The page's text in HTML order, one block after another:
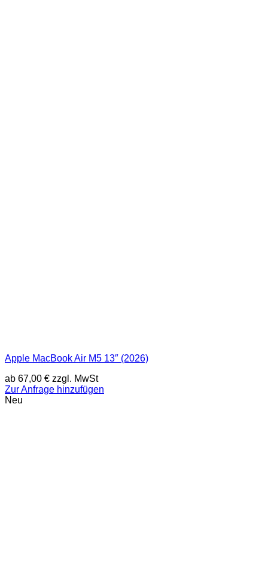
Apple MacBook Air M5 13″ (2026)
ab 67,00 € zzgl. MwSt
Zur Anfrage hinzufügen
Neu